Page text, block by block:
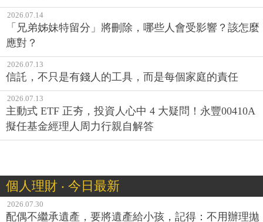
2026.07.14
「兄弟姊妹特留分」將刪除，哪些人會受影響？該怎麼
應對？
2026.07.13
信託，不只是有錢人的工具，而是每個家庭的責任
2026.07.13
主動式 ETF 正夯，投資人心中 4 大疑問！永豐00410A
擬任基金經理人周力行親自解答
個人理財 ‧ 今日最新
2026.07.30
配偶不繼承遺產，要將遺產給小孩，記得：不用辦理拋